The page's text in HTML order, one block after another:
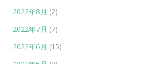
2022年8月 (2)
2022年7月 (7)
2022年6月 (15)